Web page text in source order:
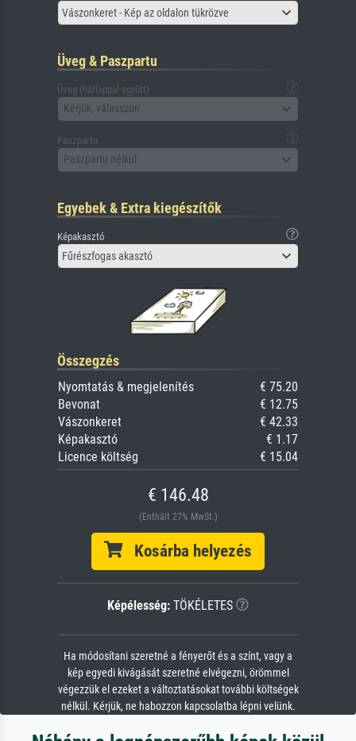
Vászonkeret - Kép az oldalon tükrözve
Üveg & Paszpartu
Üveg (hátlappal együtt)
Kérjük, válasszon
Paszpartu
Paszpartu nélkül
Egyebek & Extra kiegészítők
Képakasztó
Fűrészfogas akasztó
Összegzés
Nyomtatás & megjelenítés
€ 75.20
Bevonat
€ 12.75
Vászonkeret
€ 42.33
Képakasztó
€ 1.17
Licence költség
€ 15.04
€ 146.48
(Enthält 27% MwSt.)
Kosárba helyezés
Képélesség: TÖKÉLETES
Ha módosítani szeretné a fényerőt és a színt, vagy a
kép egyedi kivágását szeretné elvégezni, örömmel
végezzük el ezeket a változtatásokat további költségek
nélkül. Kérjük, ne habozzon kapcsolatba lépni velünk.